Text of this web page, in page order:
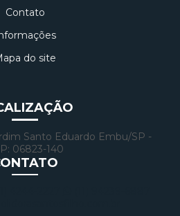
Contato
do site
Santo Eduardo Embu/SP -
06823-140